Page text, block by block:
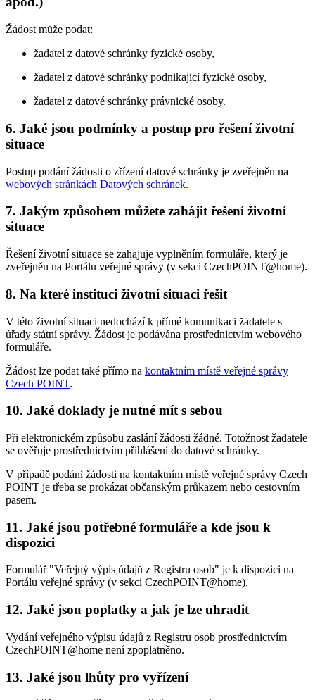
Žádost může podat:
žadatel z datové schránky fyzické osoby,
žadatel z datové schránky podnikající fyzické osoby,
žadatel z datové schránky právnické osoby.
6. Jaké jsou podmínky a postup pro řešení životní
situace
Postup podání žádosti o zřízení datové schránky je zveřejněn na
webových stránkách Datových schránek.
7. Jakým způsobem můžete zahájit řešení životní
situace
Řešení životní situace se zahajuje vyplněním formuláře, který je
zveřejněn na Portálu veřejné správy (v sekci CzechPOINT@home).
8. Na které instituci životní situaci řešit
V této životní situaci nedochází k přímé komunikaci žadatele s
úřady státní správy. Žádost je podávána prostřednictvím webového
formuláře.
Žádost lze podat také přímo na kontaktním místě veřejné správy
Czech POINT.
10. Jaké doklady je nutné mít s sebou
Při elektronickém způsobu zaslání žádosti žádné. Totožnost žadatele
se ověřuje prostřednictvím přihlášení do datové schránky.
V případě podání žádosti na kontaktním místě veřejné správy Czech
POINT je třeba se prokázat občanským průkazem nebo cestovním
pasem.
11. Jaké jsou potřebné formuláře a kde jsou k
dispozici
Formulář "Veřejný výpis údajů z Registru osob" je k dispozici na
Portálu veřejné správy (v sekci CzechPOINT@home).
12. Jaké jsou poplatky a jak je lze uhradit
Vydání veřejného výpisu údajů z Registru osob prostřednictvím
CzechPOINT@home není zpoplatněno.
13. Jaké jsou lhůty pro vyřízení